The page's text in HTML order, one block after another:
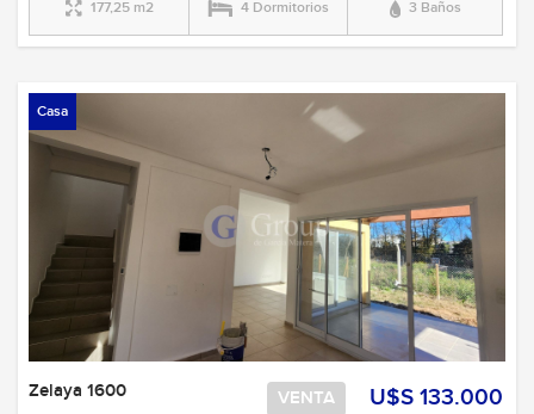
177,25 m2 4 Dormitorios 3 Baños
Casa
U$S 133.000
VENTA
Zelaya 1600